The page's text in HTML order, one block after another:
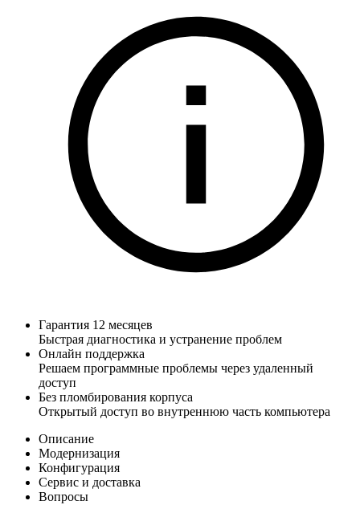
Гарантия 12 месяцев
Быстрая диагностика и устранение проблем
Онлайн поддержка
Решаем программные проблемы через удаленный
доступ
Без пломбирования корпуса
Открытый доступ во внутреннюю часть компьютера
Описание
Модернизация
Конфигурация
Сервис и доставка
Вопросы